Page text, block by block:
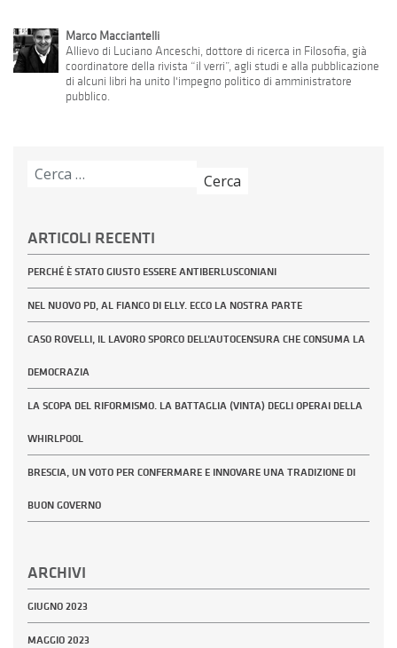
Marco Macciantelli
Allievo di Luciano Anceschi, dottore di ricerca in Filosofia, già
coordinatore della rivista “il verri”, agli studi e alla pubblicazione
di alcuni libri ha unito l'impegno politico di amministratore
pubblico.
Ricerca
ARTICOLI RECENTI
PERCHÉ È STATO GIUSTO ESSERE ANTIBERLUSCONIANI
NEL NUOVO PD, AL FIANCO DI ELLY. ECCO LA NOSTRA PARTE
CASO ROVELLI, IL LAVORO SPORCO DELL’AUTOCENSURA CHE CONSUMA LA
DEMOCRAZIA
LA SCOPA DEL RIFORMISMO. LA BATTAGLIA (VINTA) DEGLI OPERAI DELLA
WHIRLPOOL
BRESCIA, UN VOTO PER CONFERMARE E INNOVARE UNA TRADIZIONE DI
BUON GOVERNO
ARCHIVI
GIUGNO 2023
MAGGIO 2023